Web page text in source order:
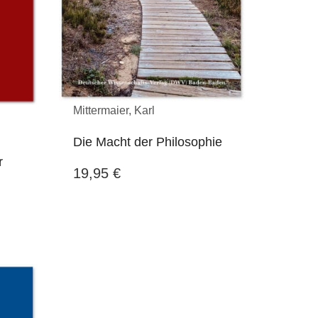
Mittermaier, Karl
Die Macht der Philosophie
19,95€
mail vom 25. Februar
2016 an den Verlag